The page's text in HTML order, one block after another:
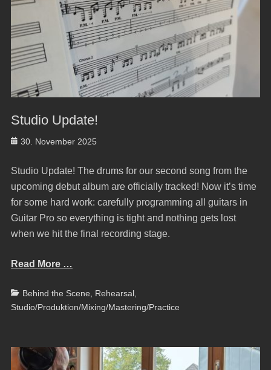
Studio Update!
Posted
30. November 2025
Studio Update! The drums for our second song from the
upcoming debut album are officially tracked! Now it’s time
for some hard work: carefully programming all guitars in
Guitar Pro so everything is tight and nothing gets lost
when we hit the final recording stage.
Read More …
Categories
Behind the Scene Rehearsal,
Studio/Produktion/Mixing/Mastering/Practice